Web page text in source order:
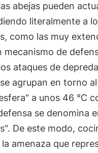
abejas pueden
literalmente a
como las muy
mecanismo de
ataques de
agrupan en torno
a unos 46 °C
se denomina
De este modo,
amenaza que